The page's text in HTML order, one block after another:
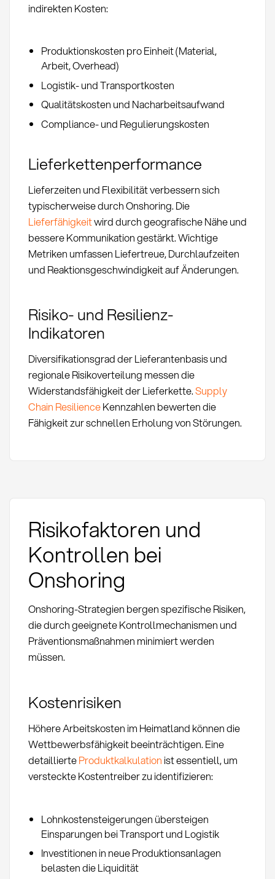
indirekten Kosten:
Produktionskosten pro Einheit (Material,
Arbeit, Overhead)
Logistik- und Transportkosten
Qualitätskosten und Nacharbeitsaufwand
Compliance- und Regulierungskosten
Lieferkettenperformance
Lieferzeiten und Flexibilität verbessern sich
typischerweise durch Onshoring. Die
Lieferfähigkeitwird durch geografische Nähe und
bessere Kommunikation gestärkt. Wichtige
Metriken umfassen Liefertreue, Durchlaufzeiten
und Reaktionsgeschwindigkeit auf Änderungen.
Risiko- und Resilienz-
Indikatoren
Diversifikationsgrad der Lieferantenbasis und
regionale Risikoverteilung messen die
Widerstandsfähigkeit der Lieferkette.Supply
Chain ResilienceKennzahlen bewerten die
Fähigkeit zur schnellen Erholung von Störungen.
Risikofaktoren und
Kontrollen bei
Onshoring
Onshoring-Strategien bergen spezifische Risiken,
die durch geeignete Kontrollmechanismen und
Präventionsmaßnahmen minimiert werden
müssen.
Kostenrisiken
Höhere Arbeitskosten im Heimatland können die
Wettbewerbsfähigkeit beeinträchtigen. Eine
detaillierteProduktkalkulation ist essentiell, um
versteckte Kostentreiber zu identifizieren:
Lohnkostensteigerungen übersteigen
Einsparungen bei Transport und Logistik
Investitionen in neue Produktionsanlagen
belasten die Liquidität